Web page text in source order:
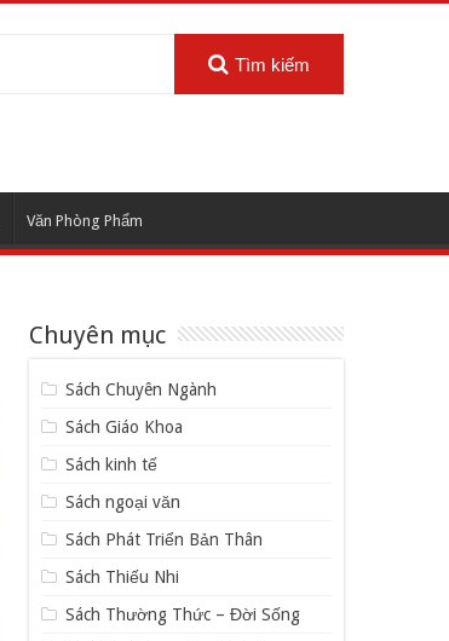
Tìm kiếm
Văn Phòng Phẩm
Chuyên mục
Sách Chuyên Ngành
Sách Giáo Khoa
Sách kinh tế
Sách ngoại văn
Sách Phát Triển Bản Thân
Sách Thiếu Nhi
Sách Thường Thức – Đời Sống